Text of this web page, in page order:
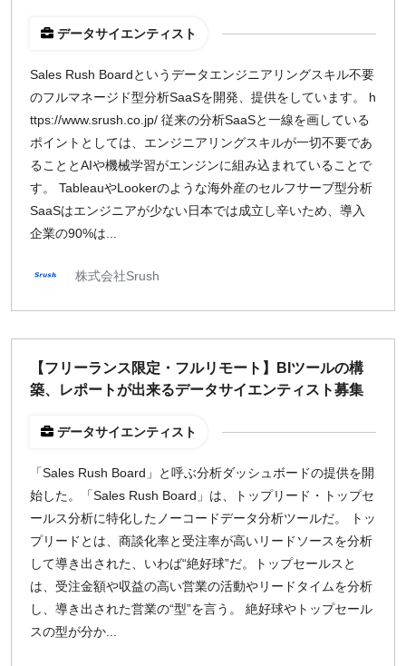
データサイエンティスト
Sales Rush Boardというデータエンジニアリングスキル不要
のフルマネージド型分析SaaSを開発、提供をしています。 h
ttps://www.srush.co.jp/ 従来の分析SaaSと一線を画している
ポイントとしては、エンジニアリングスキルが一切不要であ
ることとAIや機械学習がエンジンに組み込まれていることで
す。 TableauやLookerのような海外産のセルフサーブ型分析
SaaSはエンジニアが少ない日本では成立し辛いため、導入
企業の90%は...
株式会社Srush
【フリーランス限定・フルリモート】BIツールの構
築、レポートが出来るデータサイエンティスト募集
データサイエンティスト
「Sales Rush Board」と呼ぶ分析ダッシュボードの提供を開
始した。「Sales Rush Board」は、トップリード・トップセ
ールス分析に特化したノーコードデータ分析ツールだ。 トッ
プリードとは、商談化率と受注率が高いリードソースを分析
して導き出された、いわば“絶好球”だ。トップセールスと
は、受注金額や収益の高い営業の活動やリードタイムを分析
し、導き出された営業の“型”を言う。 絶好球やトップセール
スの型が分か...